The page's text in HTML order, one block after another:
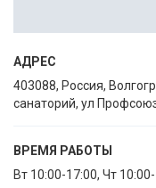
АДРЕС
403088, Россия,
санаторий, ул
ВРЕМЯ РАБОТЫ
Вт 10:00-17:00, Чт